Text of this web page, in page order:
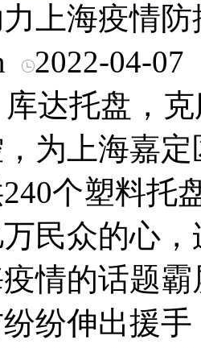
上海疫情防
2022-04-07
托盘，克
为上海嘉
个塑料托
民众的心
情的话题
纷伸出援